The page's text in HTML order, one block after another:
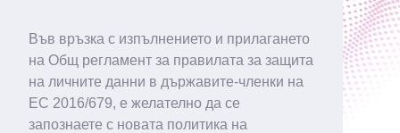
Във връзка с изпълнението и прилагането
на Общ регламент за правилата за защита
на личните данни в държавите-членки на
ЕС 2016/679, е желателно да се
запознаете с новата политика на